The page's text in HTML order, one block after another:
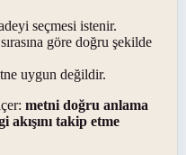
seçmesi istenir.
göre doğru şekilde
uygun değildir.
metni doğru anlama
akışını takip etme